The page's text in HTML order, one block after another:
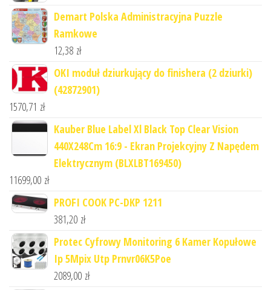
Demart Polska Administracyjna Puzzle
Ramkowe
12,38 zł
OKI moduł dziurkujący do finishera (2 dziurki)
(42872901)
1570,71 zł
Kauber Blue Label Xl Black Top Clear Vision
440X248Cm 16:9 - Ekran Projekcyjny Z Napędem
Elektrycznym (BLXLBT169450)
11699,00 zł
PROFI COOK PC-DKP 1211
381,20 zł
Protec Cyfrowy Monitoring 6 Kamer Kopułowe
Ip 5Mpix Utp Prnvr06K5Poe
2089,00 zł